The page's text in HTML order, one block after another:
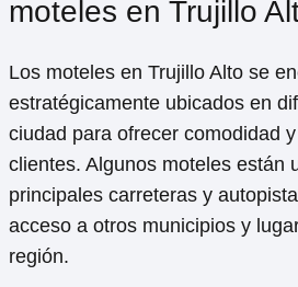
separadas con entrada privada y
pedir servicio de habitación sin
interactuar con el personal del
Asimismo, la limpieza de las
de manera discreta y
huéspedes.